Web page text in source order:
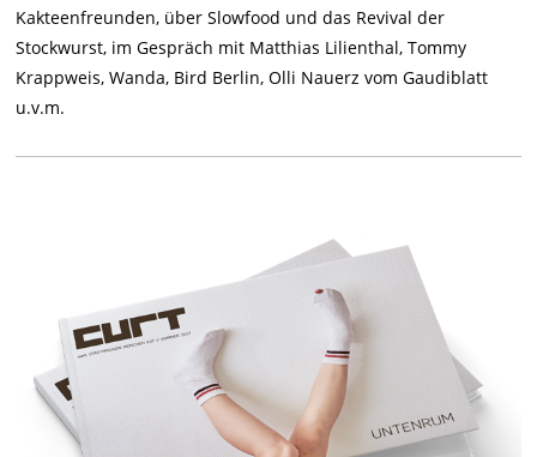
Kakteenfreunden, über Slowfood und das Revival der
Stockwurst, im Gespräch mit Matthias Lilienthal, Tommy
Krappweis, Wanda, Bird Berlin, Olli Nauerz vom Gaudiblatt
u.v.m.